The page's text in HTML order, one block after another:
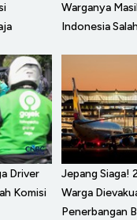
Warganya
Indonesia
Driver
Komisi
Jepang Siaga!
Warga
Penerbangan